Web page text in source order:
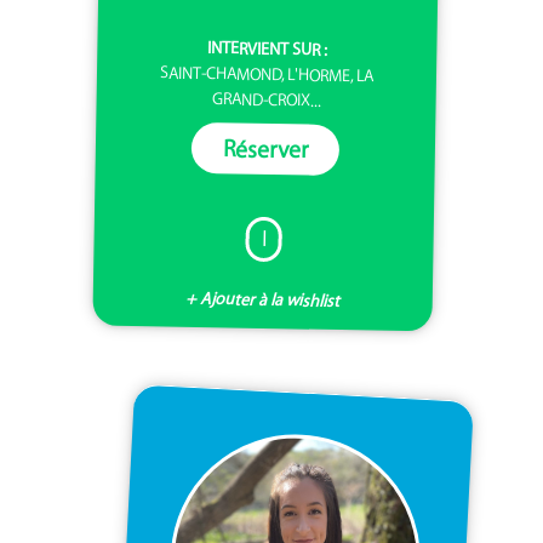
INTERVIENT SUR :
SAINT-CHAMOND, L'HORME, LA
GRAND-CROIX...
Réserver
I
+ Ajouter à la wishlist